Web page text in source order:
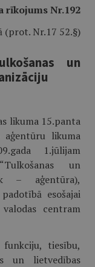
rīkojums Nr.192
(prot. Nr.17 52.§)
un
likuma 15.panta
likuma
1.jūlijam
un
– aģentūra),
esošajai
centram
tiesību,
un lietvedības